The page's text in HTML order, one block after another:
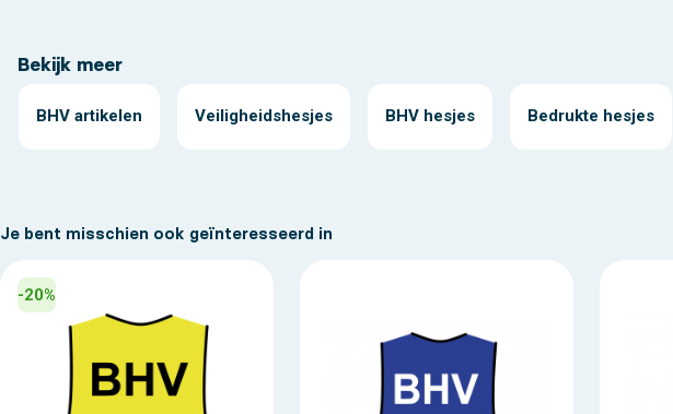
Bekijk meer
BHV artikelen Veiligheidshesjes BHV hesjes Bedrukte hesjes
Je bent misschien ook geïnteresseerd in
-20%